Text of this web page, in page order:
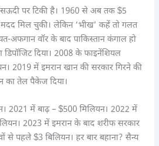
सऊदी पर टिकी है। 1960 से अब तक $5
मदद मिल चुकी। लेकिन ‘भीख’ कहें तो गलत
अफगान वॉर के बाद पाकिस्तान कंगाल हो
दिया। 2008 के फाइनेंशियल
2019 में इमरान खान की सरकार गिरने की
का तेल पैकेज दिया।
2021 में बाढ़ – $500 मिलियन। 2022 में
2023 में इमरान के बाद शरीफ सरकार
से पहले $3 बिलियन। हर बार बहाना? सैन्य